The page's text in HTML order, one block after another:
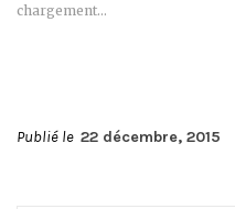
chargement…
Publié le 22 décembre, 2015